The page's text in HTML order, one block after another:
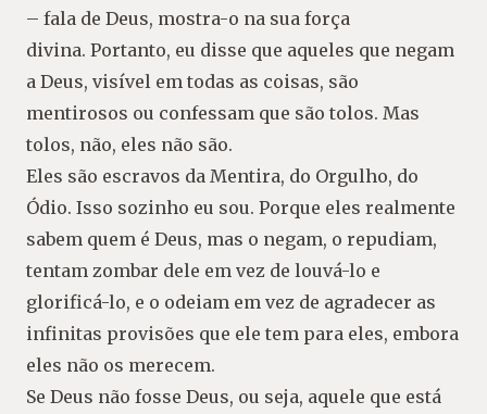
– fala de Deus, mostra-o na sua força
divina. Portanto, eu disse que aqueles que negam
a Deus, visível em todas as coisas, são
mentirosos ou confessam que são tolos. Mas
tolos, não, eles não são.
Eles são escravos da Mentira, do Orgulho, do
Ódio. Isso sozinho eu sou. Porque eles realmente
sabem quem é Deus, mas o negam, o repudiam,
tentam zombar dele em vez de louvá-lo e
glorificá-lo, e o odeiam em vez de agradecer as
infinitas provisões que ele tem para eles, embora
eles não os merecem.
Se Deus não fosse Deus, ou seja, aquele que está